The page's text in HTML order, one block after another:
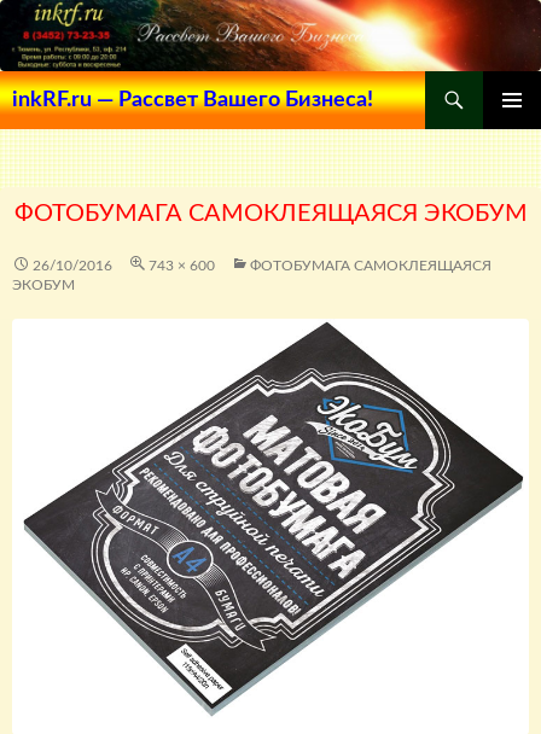
inkRF.ru — Рассвет Вашего Бизнеса!
Поиск
МЕНЮ
К
СОДЕРЖИМОМУ
ФОТОБУМАГА САМОКЛЕЯЩАЯСЯ ЭКОБУМ
26/10/2016 743 × 600
ФОТОБУМАГА САМОКЛЕЯЩАЯСЯ
ЭКОБУМ